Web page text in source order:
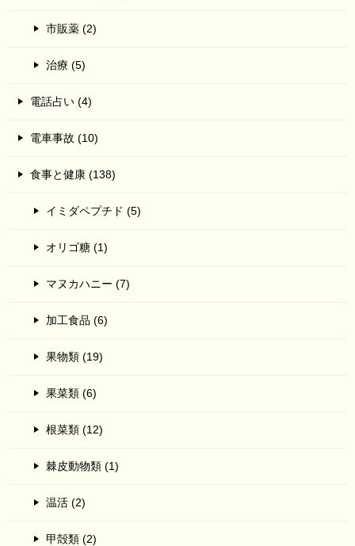
市販薬 (2)
治療 (5)
電話占い (4)
電車事故 (10)
食事と健康 (138)
イミダペプチド (5)
オリゴ糖 (1)
マヌカハニー (7)
加工食品 (6)
果物類 (19)
果菜類 (6)
根菜類 (12)
棘皮動物類 (1)
温活 (2)
甲殻類 (2)